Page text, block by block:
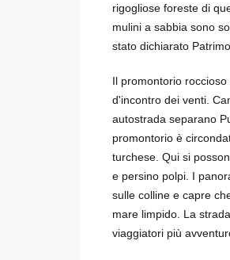
rigogliose foreste di
mulini a sabbia sono
stato dichiarato
Il promontorio
d'incontro dei venti.
autostrada separano
promontorio è
turchese. Qui si
e persino polpi. I
sulle colline e capre
mare limpido. La
viaggiatori più